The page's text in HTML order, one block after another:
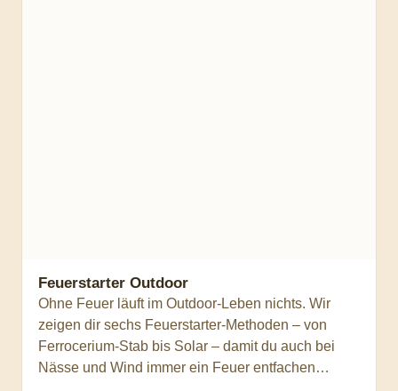
Feuerstarter Outdoor
Ohne Feuer läuft im Outdoor-Leben nichts. Wir
zeigen dir sechs Feuerstarter-Methoden – von
Ferrocerium-Stab bis Solar – damit du auch bei
Nässe und Wind immer ein Feuer entfachen